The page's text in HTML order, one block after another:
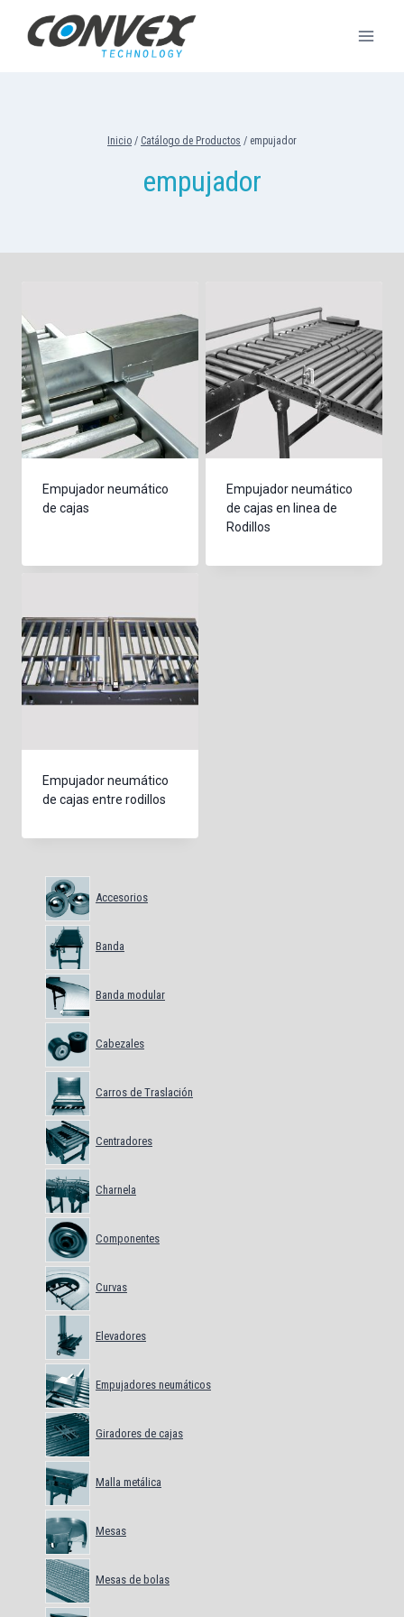
contenido
Inicio / Catálogo de Productos / empujador
empujador
Empujador neumático
de cajas
Empujador neumático
de cajas en linea de
Rodillos
Empujador neumático
de cajas entre rodillos
Accesorios
Banda
Banda modular
Cabezales
Carros de Traslación
Centradores
Charnela
Componentes
Curvas
Elevadores
Empujadores neumáticos
Giradores de cajas
Malla metálica
Mesas
Mesas de bolas